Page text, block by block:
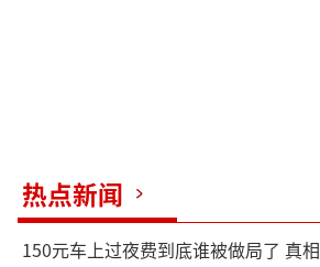
热点新闻
150元车上过夜费到底谁被做局了 真相